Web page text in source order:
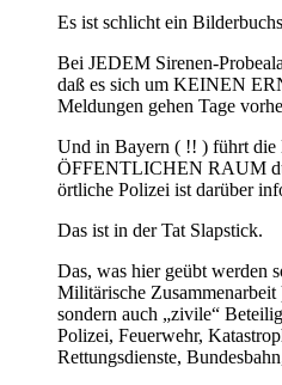
Es ist schlicht ein
Bei JEDEM Sirenen-
daß es sich um KEINEN
Meldungen gehen Tage
Und in Bayern ( !! ) führt die
ÖFFENTLICHEN RAUM
örtliche Polizei ist darüber
Das ist in der Tat Slapstick.
Das, was hier geübt werden
Militärische
sondern auch „zivile“
Polizei, Feuerwehr,
Rettungsdienste,